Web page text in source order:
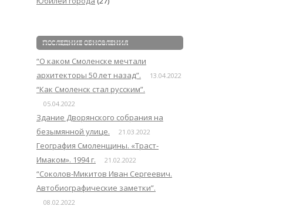
ПОСЛЕДНИЕ ОБНОВЛЕНИЯ
“О каком Смоленске мечтали
архитекторы 50 лет назад”.
13.04.2022
“Как Смоленск стал русским”.
05.04.2022
Здание Дворянского собрания на
безымянной улице.
21.03.2022
География Смоленщины. «Траст-
Имаком». 1994 г.
21.02.2022
“Соколов-Микитов Иван Сергеевич.
Автобиографические заметки”.
08.02.2022